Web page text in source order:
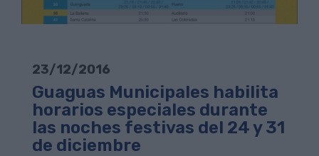
23/12/2016
Guaguas Municipales habilita
horarios especiales durante
las noches festivas del 24 y 31
de diciembre